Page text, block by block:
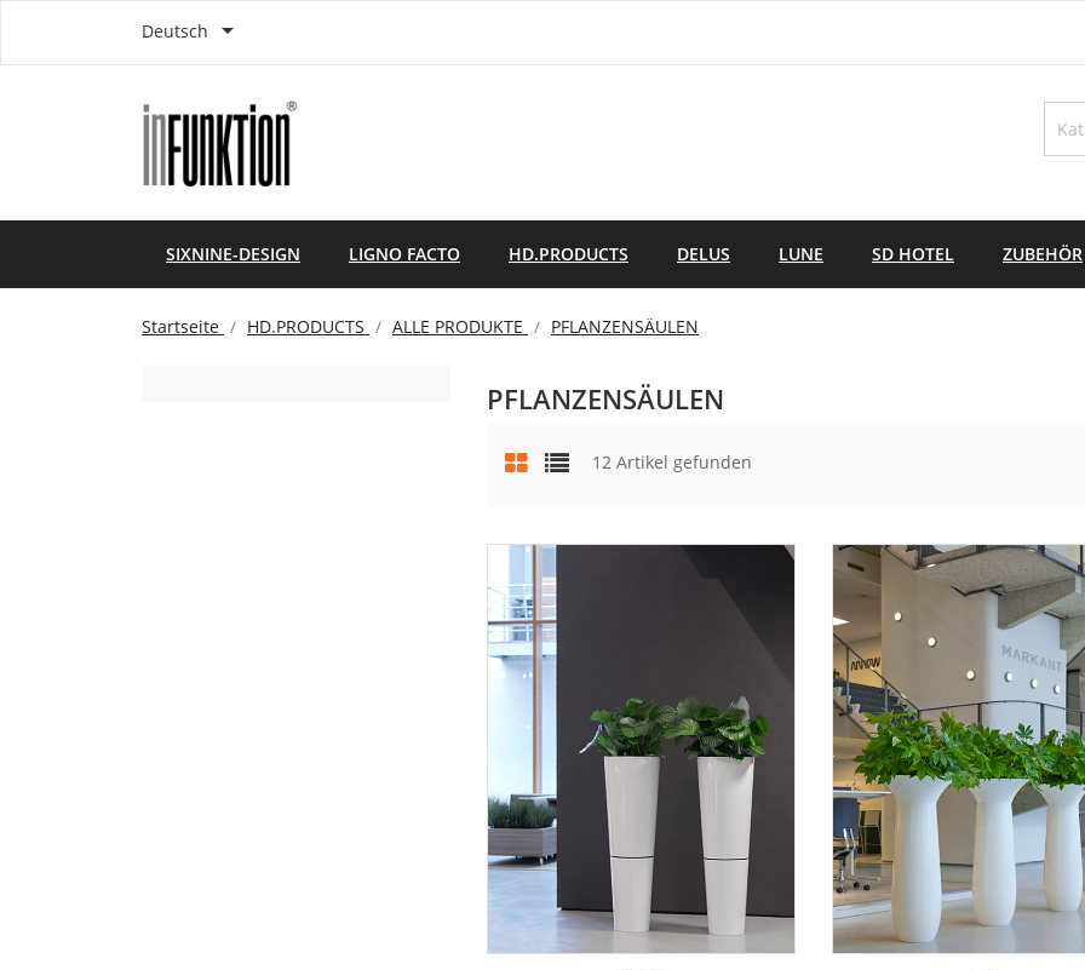
Deutsch 
SIXNINE-DESIGN LIGNO FACTO HD.PRODUCTS DELUS LUNE SD HOTEL ZUBEHÖR
Startseite HD.PRODUCTS ALLE PRODUKTE PFLANZENSÄULEN
PFLANZENSÄULEN
12 Artikel gefunden